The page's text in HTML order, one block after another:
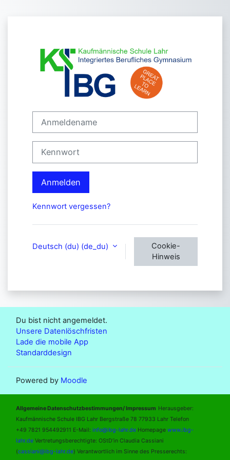
Anmelden bei
Anmelden
Kennwort vergessen?
Deutsch (du) ‎(de_du)‎
Cookie-
Hinweis
Du bist nicht angemeldet.
Unsere Datenlöschfristen
Lade die mobile App
Standarddesign
Powered by Moodle
Allgemeine Datenschutzbestimmungen/ Impressum Herausgeber:
Kaufmännische Schule IBG Lahr Bergstraße 78 77933 Lahr Telefon
+49 7821 954492911 E-Mail: info@ibg-lahr.de Homepage www.ibg-
lahr.de Vertretungsberechtigte: OStD’in Claudia Cassiani
(cassiani@ibg-lahr.de) Verantwortlich im Sinne des Presserechts: